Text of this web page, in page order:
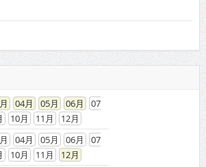
04 05 06
07
10 11
12
04 05 06
07
10 11
12